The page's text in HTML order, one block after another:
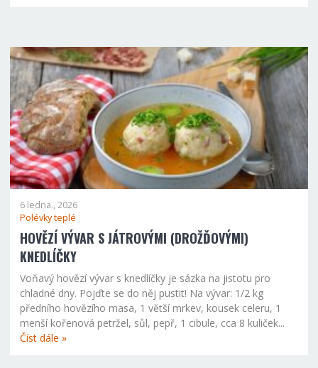
6 ledna., 2026
Polévky teplé
HOVĚZÍ VÝVAR S JÁTROVÝMI (DROŽĎOVÝMI)
KNEDLÍČKY
Voňavý hovězí vývar s knedlíčky je sázka na jistotu pro
chladné dny. Pojďte se do něj pustit! Na vývar: 1/2 kg
předního hovězího masa, 1 větší mrkev, kousek celeru, 1
menší kořenová petržel, sůl, pepř, 1 cibule, cca 8 kuliček...
Číst dále »